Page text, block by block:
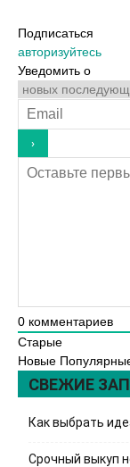
Подписаться
авторизуйтесь
Уведомить о
0 комментариев
Старые
Новые
СВЕЖИЕ
Как выбрать
Срочный выкуп